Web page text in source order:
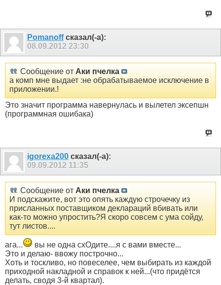
Pomanoffсказал(-а):
08.09.2012 23:30
Сообщение от Аки пчелка
а комп мне выдает :не обрабатываемое исключение в
приложении.!
Это значит программа навернулась и вылетел эксепшн
(программная ошибака)
igorexa200 сказал(-а):
09.09.2012 11:35
Сообщение от Аки пчелка
И подскажите, вот это опять каждую строчечку из
присланных поставщиком деклараций вбивать или
как-то можно упростить?Я скоро совсем с ума сойду,
тут листов....
ага...
вы не одна схОдите....я с вами вместе...
Это и делаю- ввожу построчно...
Хоть и тоскливо, но повеселее, чем выбирать из каждой
приходной накладной и справок к ней...(что придётся
делать, сводя 3-й квартал).